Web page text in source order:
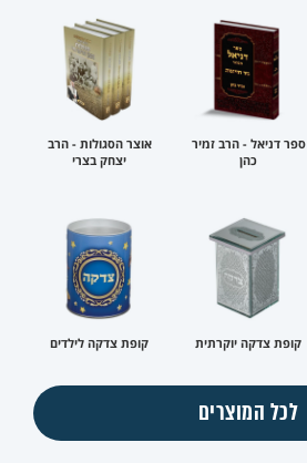
ספר דניאל - הרב זמיר
כהן
אוצר הסגולות - הרב
יצחק בצרי
קופת צדקה יוקרתית קופת צדקה לילדים
לכל המוצרים